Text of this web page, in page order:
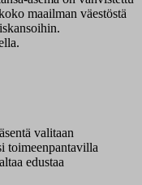
maailman väestöstä
valitaan
toimeenpantavilla
edustaa